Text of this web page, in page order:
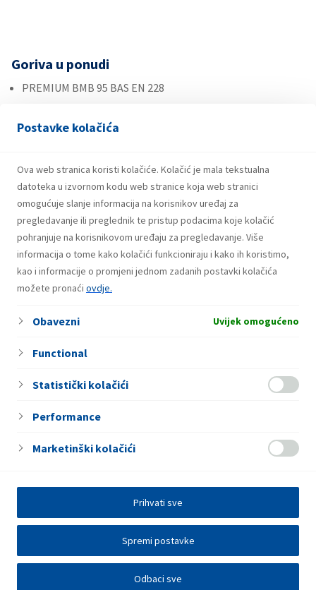
Postavke kolačića
Ova web stranica koristi kolačiće. Kolačić je mala tekstualna
datoteka u izvornom kodu web stranice koja web stranici
omogućuje slanje informacija na korisnikov uređaj za
pregledavanje ili preglednik te pristup podacima koje kolačić
pohranjuje na korisnikovom uređaju za pregledavanje. Više
informacija o tome kako kolačići funkcioniraju i kako ih koristimo,
kao i informacije o promjeni jednom zadanih postavki kolačića
možete pronaći ovdje.
Obavezni Uvijek omogućeno
Functional
Statistički kolačići
Performance
Marketinški kolačići
Odbaci sve
Spremi postavke
Prihvati sve
Goriva u ponudi
PREMIUM BMB 95 BAS EN 228
DIZEL BAS EN 590 10ppm class
Autoplin
Ostalo
Roba široke potrošnje
Maziva
Usluge
Fresh corner